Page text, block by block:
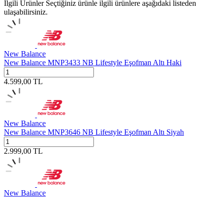
İlgili Ürünler Seçtiğiniz ürünle ilgili ürünlere aşağıdaki listeden
ulaşabilirsiniz.
New Balance
New Balance MNP3433 NB Lifestyle Eşofman Altı Haki
4.599,00 TL
New Balance
New Balance MNP3646 NB Lifestyle Eşofman Altı Siyah
2.999,00 TL
New Balance